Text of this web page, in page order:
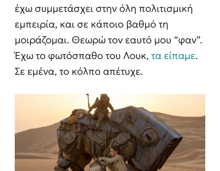
έχω συμμετάσχει στην όλη πολιτισμική
εμπειρία, και σε κάποιο βαθμό τη
μοιράζομαι. Θεωρώ τον εαυτό μου “φαν”.
Έχω το φωτόσπαθο του Λουκ, τα είπαμε.
Σε εμένα, το κόλπο απέτυχε.